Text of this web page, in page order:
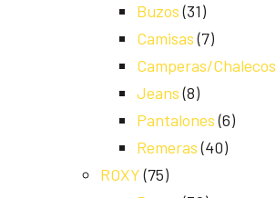
Buzos (31)
Camisas (7)
Camperas/Chalecos
Jeans (8)
Pantalones (6)
Remeras (40)
ROXY (75)